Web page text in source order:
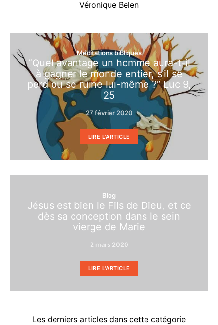
Véronique Belen
Méditations bibliques
“Quel avantage un homme aura-t-il
à gagner le monde entier, s’il se
perd ou se ruine lui-même ?” Luc 9,
25
27 février 2020
LIRE L'ARTICLE
Blog
Jésus est bien le Fils de Dieu, et ce
dès sa conception dans le sein
vierge de Marie
2 mars 2020
LIRE L'ARTICLE
Les derniers articles dans cette catégorie